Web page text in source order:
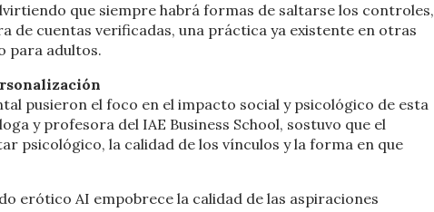
que siempre habrá formas de saltarse los controles,
de cuentas verificadas, una práctica ya existente en otras
para adultos.
pusieron el foco en el impacto social y psicológico de esta
y profesora del IAE Business School, sostuvo que el
psicológico, la calidad de los vínculos y la forma en que
erótico AI empobrece la calidad de las aspiraciones